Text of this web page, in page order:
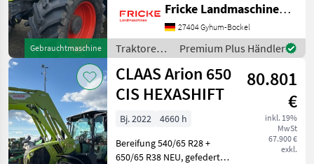
Gebrauchtmaschine
Kabine,
Zapfwellendrehzahl:
540/750/1000 Bereifung.:
540/65 R28 + 650/65 R38,
Frontkraftheber, gefed
Fricke Landmaschinen GmbH
27404 Gyhum-Bockel
Traktoren /
Claas
Premium Plus Händler
CLAAS Arion 650
CIS HEXASHIFT
80.801
€
inkl. 19%
MwSt
67.900 €
exkl.
Bj. 2022
4660 h
Bereifung 540/65 R28 +
650/65 R38 NEU, gefederte